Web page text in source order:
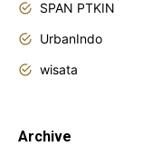
SPAN PTKIN
UrbanIndo
wisata
Archive